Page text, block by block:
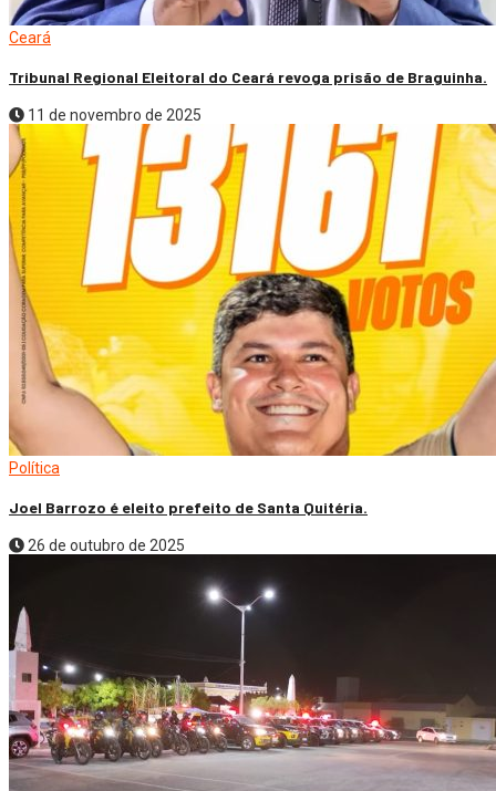
Ceará
Tribunal Regional Eleitoral do Ceará revoga prisão de Braguinha.
11 de novembro de 2025
Política
Joel Barrozo é eleito prefeito de Santa Quitéria.
26 de outubro de 2025